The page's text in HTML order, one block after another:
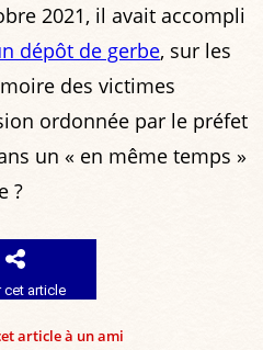
2021, il avait accompli
dépôt de gerbe, sur les
des victimes
ordonnée par le préfet
un « en même temps »
?
cet article
article à un ami